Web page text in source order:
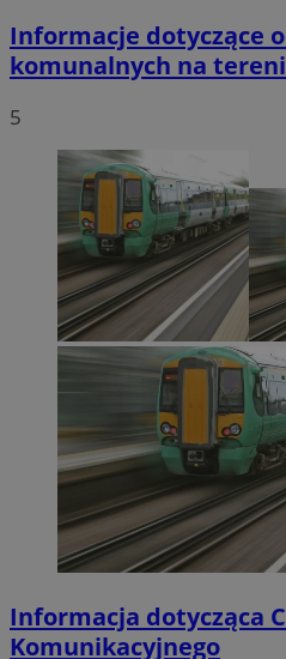
Informacje dotyczące
komunalnych na
5
Informacja dotycząca
Komunikacyjnego